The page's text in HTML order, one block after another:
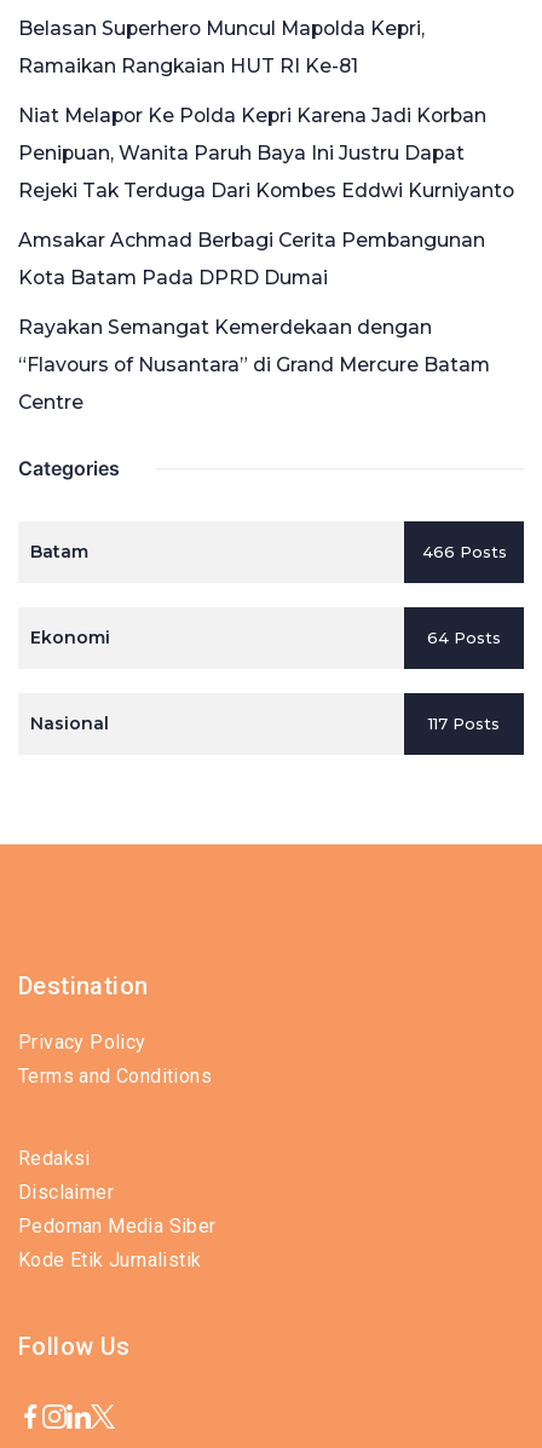
Belasan Superhero Muncul Mapolda Kepri,
Ramaikan Rangkaian HUT RI Ke-81
Niat Melapor Ke Polda Kepri Karena Jadi Korban
Penipuan, Wanita Paruh Baya Ini Justru Dapat
Rejeki Tak Terduga Dari Kombes Eddwi Kurniyanto
Amsakar Achmad Berbagi Cerita Pembangunan
Kota Batam Pada DPRD Dumai
Rayakan Semangat Kemerdekaan dengan
“Flavours of Nusantara” di Grand Mercure Batam
Centre
Categories
Batam 466 Posts
Ekonomi 64 Posts
Nasional 117 Posts
Destination
Privacy Policy
Terms and Conditions
Redaksi
Disclaimer
Pedoman Media Siber
Kode Etik Jurnalistik
Follow Us